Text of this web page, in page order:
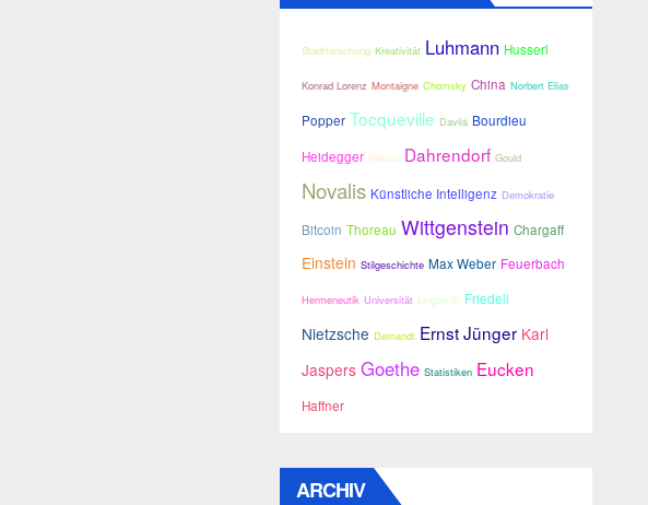
Stadtforschung Kreativität Luhmann Husserl
Konrad Lorenz Montaigne Chomsky China Norbert Elias
Popper Tocqueville Davilá Bourdieu
Heidegger Nelson Dahrendorf Gould
Novalis Künstliche Intelligenz Demokratie
Bitcoin Thoreau Wittgenstein Chargaff
Einstein Stilgeschichte Max Weber Feuerbach
Hermeneutik Universität Linguistik Friedell
Nietzsche Demandt Ernst Jünger Karl
Jaspers Goethe Statistiken Eucken
Haffner
ARCHIV